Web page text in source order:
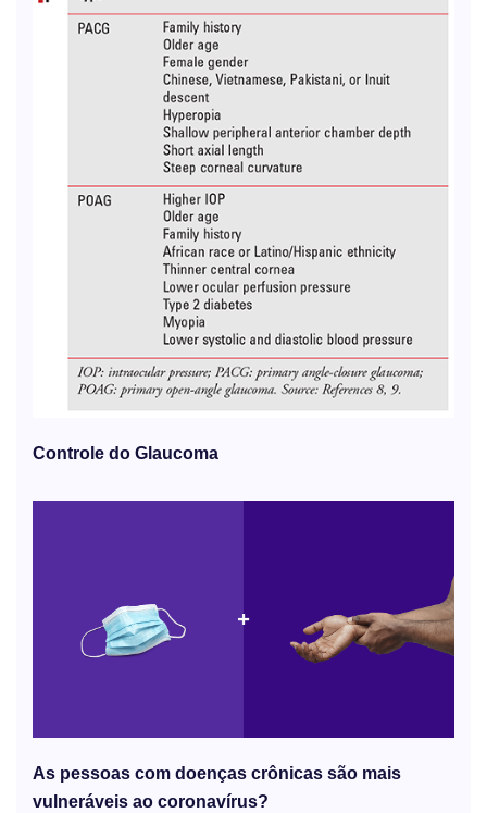
Controle do Glaucoma
As pessoas com doenças crônicas são mais
vulneráveis ​​ao coronavírus?